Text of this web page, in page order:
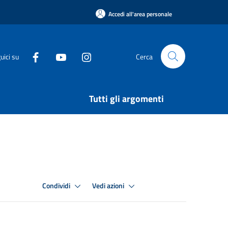
Accedi all'area personale
su Cerca
Tutti gli argomenti
Condividi Vedi azioni